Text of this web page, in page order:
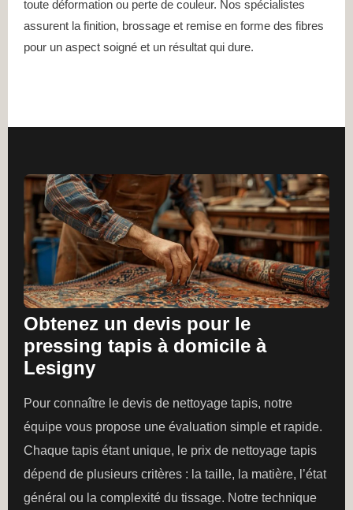
toute déformation ou perte de couleur. Nos spécialistes
assurent la finition, brossage et remise en forme des fibres
pour un aspect soigné et un résultat qui dure.
Obtenez un devis pour le
pressing tapis à domicile à
Lesigny
Pour connaître le devis de nettoyage tapis, notre
équipe vous propose une évaluation simple et rapide.
Chaque tapis étant unique, le prix de nettoyage tapis
dépend de plusieurs critères : la taille, la matière, l’état
général ou la complexité du tissage. Notre technique